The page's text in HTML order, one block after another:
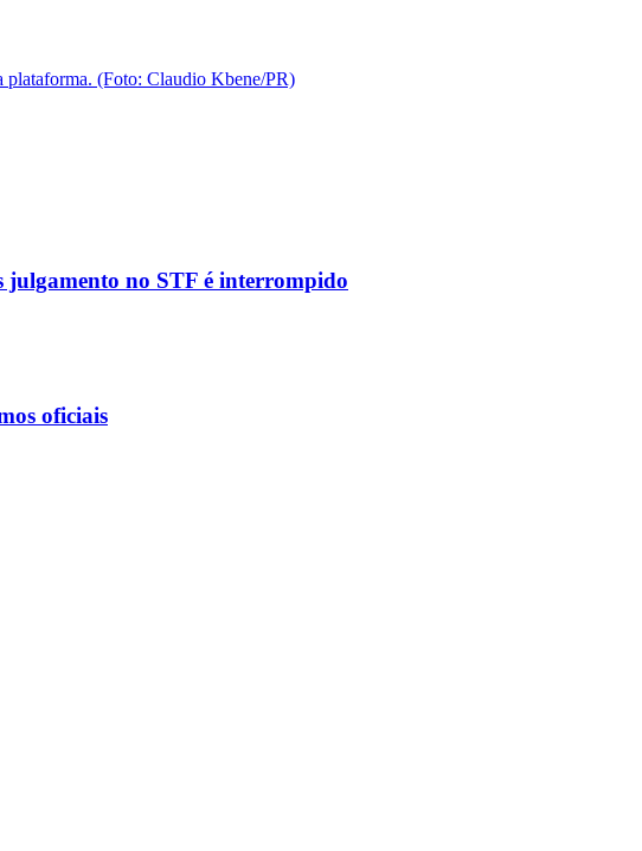
julgamento no STF é interrompido
oficiais